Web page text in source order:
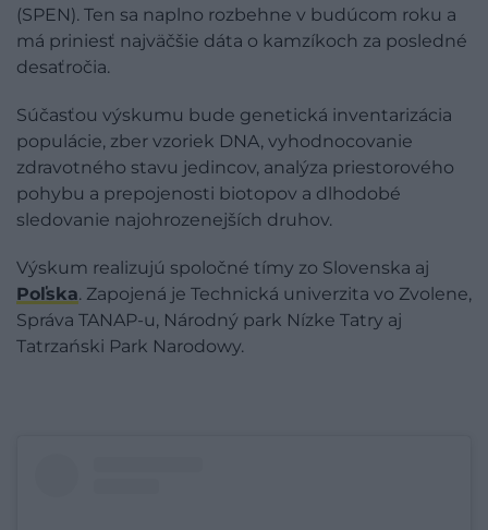
(SPEN). Ten sa naplno rozbehne v budúcom roku a
má priniesť najväčšie dáta o kamzíkoch za posledné
desaťročia.
Súčasťou výskumu bude genetická inventarizácia
populácie, zber vzoriek DNA, vyhodnocovanie
zdravotného stavu jedincov, analýza priestorového
pohybu a prepojenosti biotopov a dlhodobé
sledovanie najohrozenejších druhov.
Výskum realizujú spoločné tímy zo Slovenska aj
Poľska. Zapojená je Technická univerzita vo Zvolene,
Správa TANAP-u, Národný park Nízke Tatry aj
Tatrzański Park Narodowy.